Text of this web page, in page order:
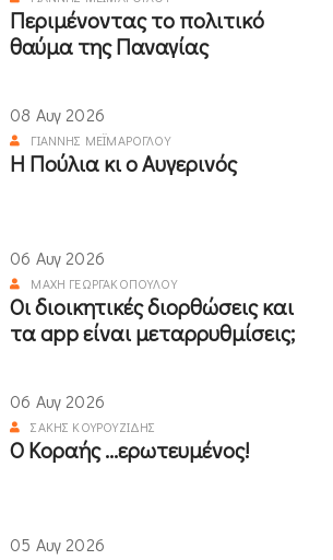
Περιμένοντας το πολιτικό
θαύμα της Παναγίας
08 Αυγ 2026
ΓΙΆΝΝΗΣ ΜΕΪΜΆΡΟΓΛΟΥ
Η Πούλια κι ο Αυγερινός
06 Αυγ 2026
ΜΆΧΗ ΓΕΩΡΓΑΚΟΠΟΎΛΟΥ
Οι διοικητικές διορθώσεις και
τα app είναι μεταρρυθμίσεις;
06 Αυγ 2026
ΣΆΚΗΣ ΚΟΥΡΟΥΖΊΔΗΣ
Ο Κοραής ...ερωτευμένος!
05 Αυγ 2026